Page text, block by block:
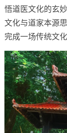
悟道医文化的玄
文化与道家本源
完成一场传统文